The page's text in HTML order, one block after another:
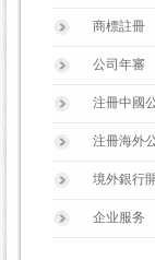
商標註冊
公司年審
注冊中國
注冊海外
境外銀行
企业服务